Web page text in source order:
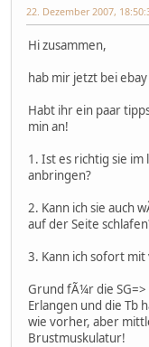
22. Dezember 2007,
Hi zusammen,
hab mir jetzt bei
Habt ihr ein paar
min an!
1. Ist es richtig sie
anbringen?
2. Kann ich sie auch
auf der Seite
3. Kann ich sofort
Grund fÃ¼r die
Erlangen und die Tb
wie vorher, aber
Brustmuskulatur!